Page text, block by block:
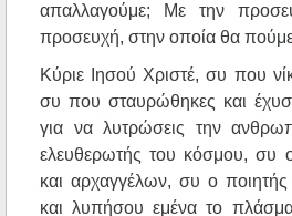
απαλλαγούμε; Με την
προσευχή, στην οποία θα
Κύριε Ιησού Χριστέ, συ που
συ που σταυρώθηκες και
για να λυτρώσεις την
ελευθερωτής του κόσμου, συ
και αρχαγγέλων, συ ο
και λυπήσου εμένα το